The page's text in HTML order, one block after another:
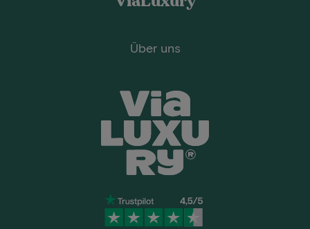
Über uns